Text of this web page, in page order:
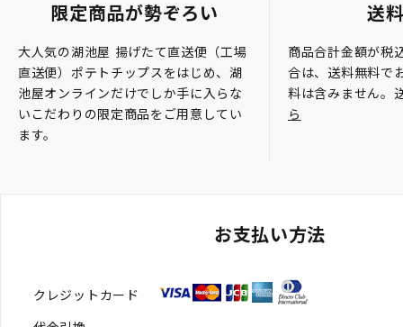
限定商品が勢ぞろい
大人気の湖池屋 揚げたて直送便（工場
直送便）ポテトチップスをはじめ、湖
池屋オンラインだけでしか手に入らな
いこだわりの限定商品をご用意してい
ます。
送
商品合計金額が税
合は、送料無料で
料は含みません。
ら
お支払い方法
クレジットカード